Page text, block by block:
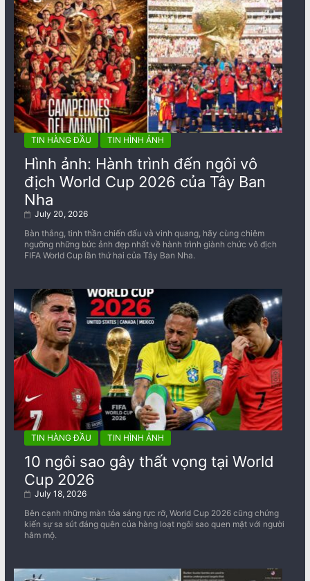
TIN HÀNG ĐẦU TIN HÌNH ẢNH
Hình ảnh: Hành trình đến ngôi vô
địch World Cup 2026 của Tây Ban
Nha
July 20, 2026
Bàn thắng, tinh thần chiến đấu và vinh quang, hãy cùng chiêm
ngưỡng những bức ảnh đẹp nhất về ​​hành trình giành chức vô địch
FIFA World Cup lần thứ hai của Tây Ban Nha.
TIN HÀNG ĐẦU TIN HÌNH ẢNH
10 ngôi sao gây thất vọng tại World
Cup 2026
July 18, 2026
Bên cạnh những màn tỏa sáng rực rỡ, World Cup 2026 cũng chứng
kiến sự sa sút đáng quên của hàng loạt ngôi sao quen mặt với người
hâm mộ.